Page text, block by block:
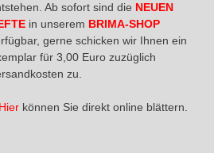
Ab sofort sind die NEUEN
in unserem BRIMA-SHOP
gerne schicken wir Ihnen ein
für 3,00 Euro zuzüglich
zu.
können Sie direkt online blättern.